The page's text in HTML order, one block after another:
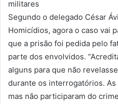
militares
Segundo o delegado César
Homicídios, agora o caso vai
que a prisão foi pedida pelo
parte dos envolvidos.
alguns para que não
durante os interrogatórios. As
mas não participaram do